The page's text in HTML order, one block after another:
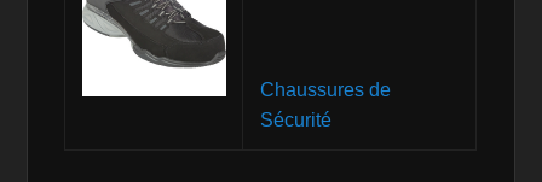
Chaussures de
Sécurité